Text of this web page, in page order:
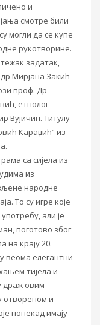
и
смотре били
могли да се купе
рукотворине.
задатак,
Мирјана Закић
проф. Др
етнолог
Вујичин. Титулу
Караџић” из
са сијела из
из
народне
То су игре које
али је
поготово због
на крају 20.
веома елегантни
тијела и
драж овим
отвореном и
понекад имају